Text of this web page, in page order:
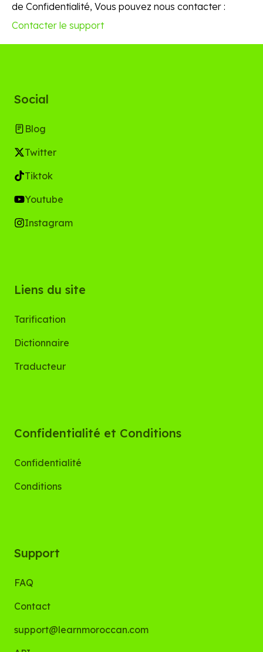
de Confidentialité, Vous pouvez nous contacter :
Contacter le support
Social
Blog
Twitter
Tiktok
Youtube
Instagram
Liens du site
Tarification
Dictionnaire
Traducteur
Confidentialité et Conditions
Confidentialité
Conditions
Support
FAQ
Contact
support@learnmoroccan.com